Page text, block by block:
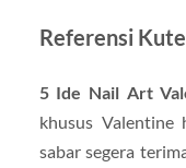
Referensi
5 Ide Nail Art
khusus Valentine
sabar segera